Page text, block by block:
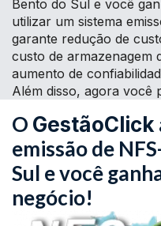
Bento do Sul e você
utilizar um sistema
garante redução de
custo de armazenagem
aumento de
Além disso, agora você
O GestãoClick
emissão de
Sul e você
negócio!